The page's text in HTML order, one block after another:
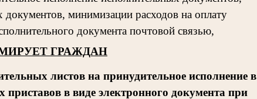
минимизации расходов на оплату
документа почтовой связью,
ГРАЖДАН
листов на принудительное исполнение в
приставов в виде электронного документа при